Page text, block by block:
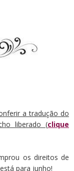
a tradução do
liberado (clique
os direitos de
para junho!